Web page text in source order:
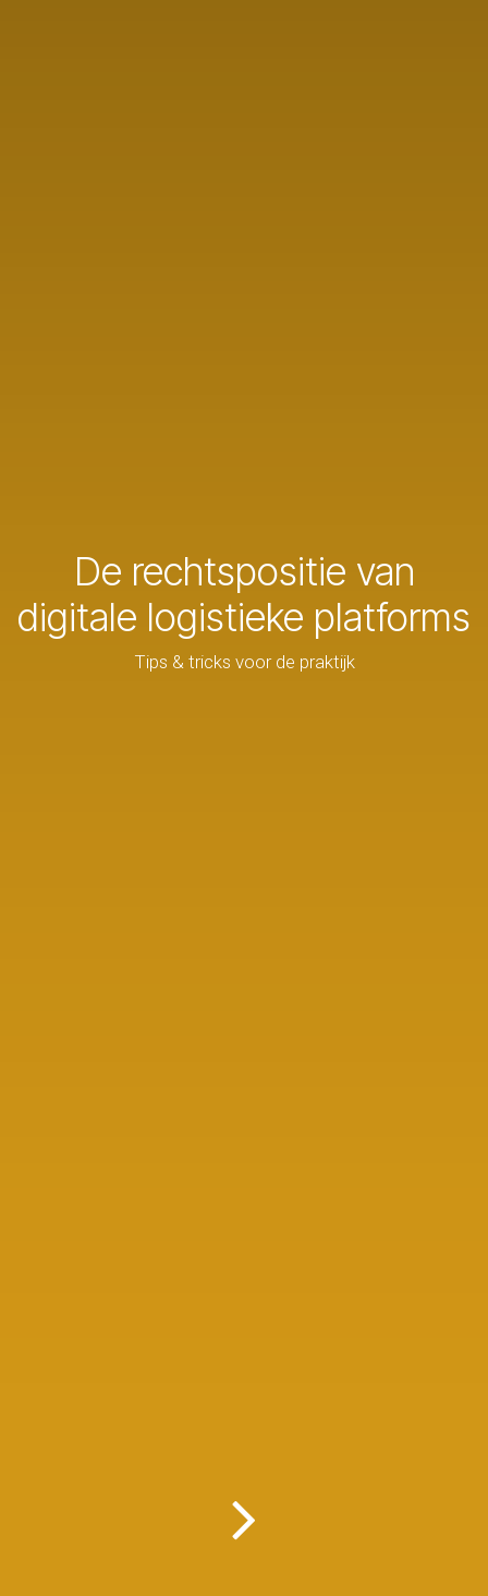
De rechtspositie van
digitale logistieke platforms
Tips & tricks voor de praktijk